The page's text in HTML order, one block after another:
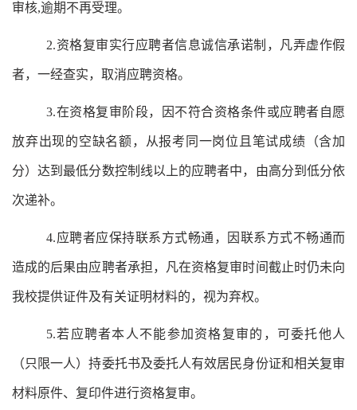
审核,逾期不再受理。
2.资格复审实行应聘者信息诚信承诺制，凡弄虚作假
者，一经查实，取消应聘资格。
3.在资格复审阶段，因不符合资格条件或应聘者自愿
放弃出现的空缺名额，从报考同一岗位且笔试成绩（含加
分）达到最低分数控制线以上的应聘者中，由高分到低分依
次递补。
4.应聘者应保持联系方式畅通，因联系方式不畅通而
造成的后果由应聘者承担，凡在资格复审时间截止时仍未向
我校提供证件及有关证明材料的，视为弃权。
5.若应聘者本人不能参加资格复审的，可委托他人
（只限一人）持委托书及委托人有效居民身份证和相关复审
材料原件、复印件进行资格复审。